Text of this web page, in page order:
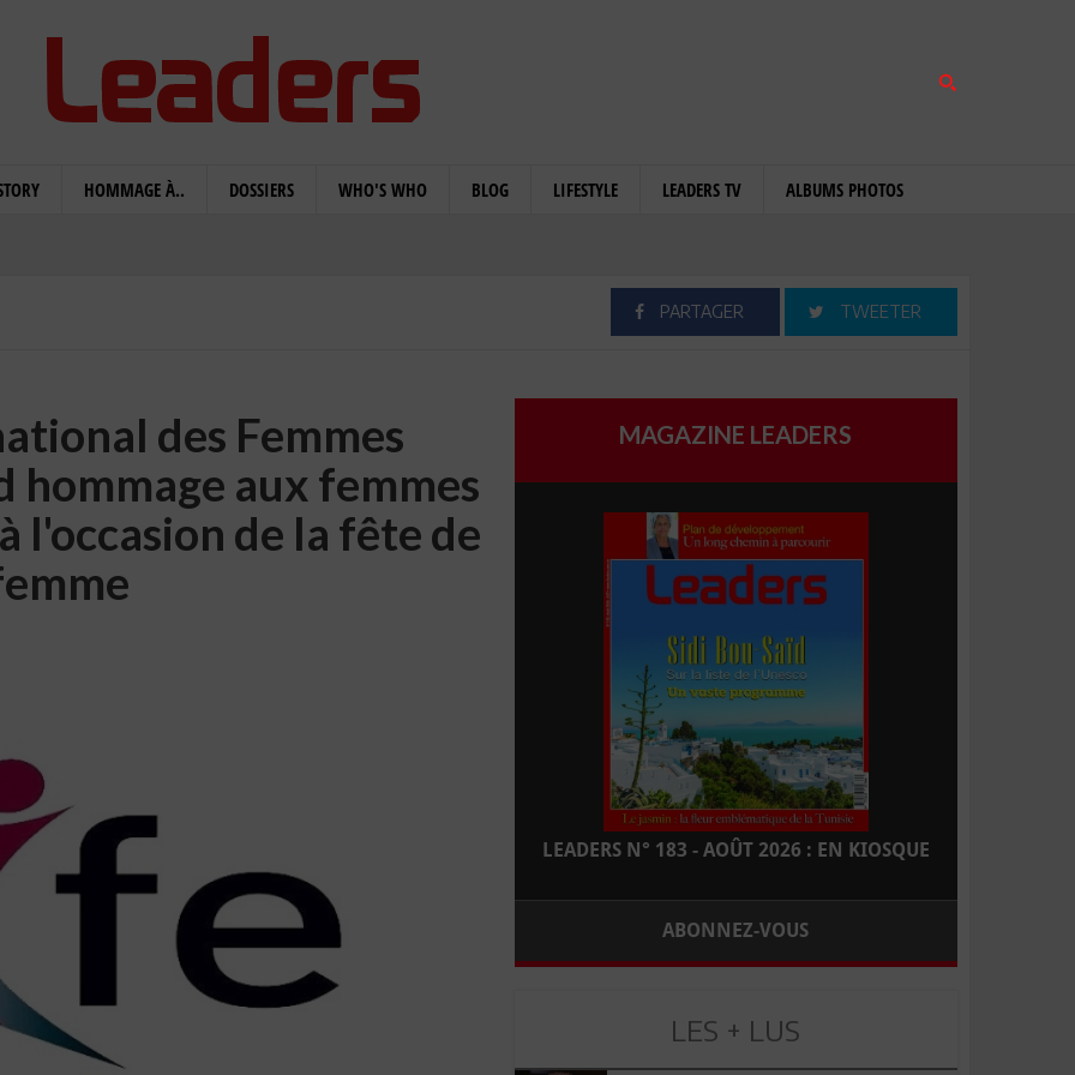
HOMMAGE À.. DOSSIERS WHO'S WHO BLOG LIFESTYLE LEADERS TV ALBUMS PHOTOS
PARTAGER TWEETER
des Femmes
aux femmes
l'occasion de la fête de
MAGAZINE LEADERS
LEADERS N° 183 - AOÛT 2026 : EN KIOSQUE
ABONNEZ-VOUS
LES + LUS